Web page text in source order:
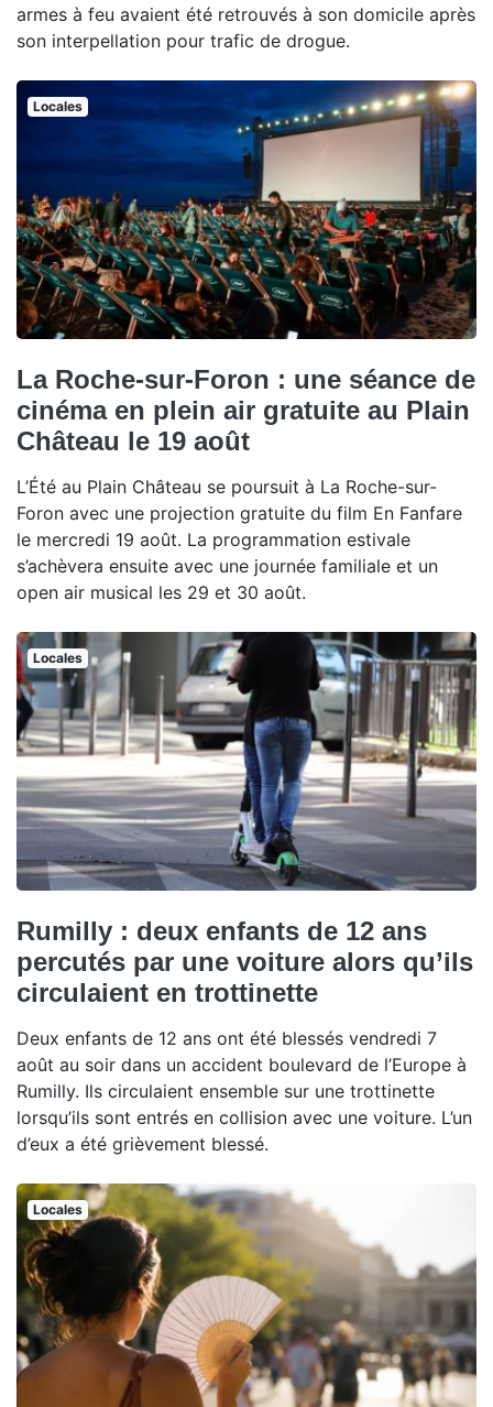
armes à feu avaient été retrouvés à son domicile après
son interpellation pour trafic de drogue.
Locales
La Roche-sur-Foron : une séance de
cinéma en plein air gratuite au Plain
Château le 19 août
L’Été au Plain Château se poursuit à La Roche-sur-
Foron avec une projection gratuite du film En Fanfare
le mercredi 19 août. La programmation estivale
s’achèvera ensuite avec une journée familiale et un
open air musical les 29 et 30 août.
Locales
Rumilly : deux enfants de 12 ans
percutés par une voiture alors qu’ils
circulaient en trottinette
Deux enfants de 12 ans ont été blessés vendredi 7
août au soir dans un accident boulevard de l’Europe à
Rumilly. Ils circulaient ensemble sur une trottinette
lorsqu’ils sont entrés en collision avec une voiture. L’un
d’eux a été grièvement blessé.
Locales